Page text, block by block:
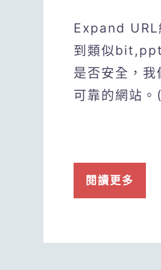
Expand URL
到類似
是否安全，
可靠的網站。
閱讀更多